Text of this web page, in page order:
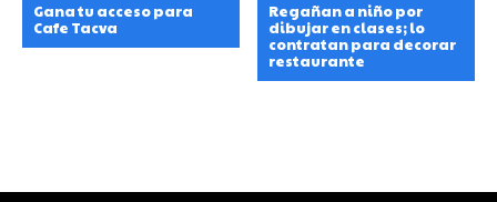
Gana tu acceso para
Cafe Tacva
Regañan a niño por
dibujar en clases; lo
contratan para decorar
restaurante